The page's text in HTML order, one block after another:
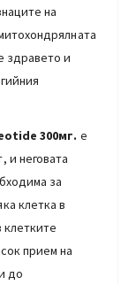
на
здравето и
300мг. е
и неговата
за
клетка в
клетките
прием на
до